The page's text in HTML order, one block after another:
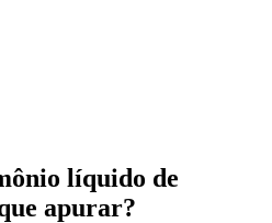
líquido de
apurar?